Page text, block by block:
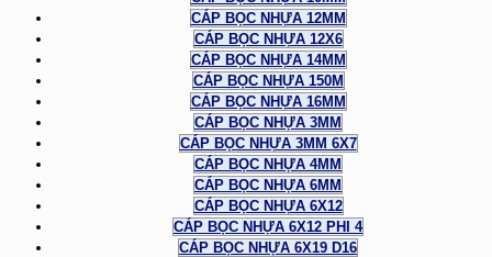
CÁP BỌC NHỰA 12MM
CÁP BỌC NHỰA 12X6
CÁP BỌC NHỰA 14MM
CÁP BỌC NHỰA 150M
CÁP BỌC NHỰA 16MM
CÁP BỌC NHỰA 3MM
CÁP BỌC NHỰA 3MM 6X7
CÁP BỌC NHỰA 4MM
CÁP BỌC NHỰA 6MM
CÁP BỌC NHỰA 6X12
CÁP BỌC NHỰA 6X12 PHI 4
CÁP BỌC NHỰA 6X19 D16